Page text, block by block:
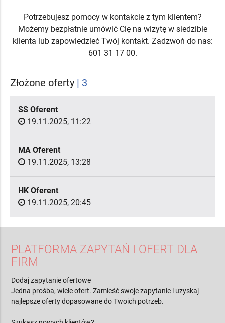
Potrzebujesz pomocy w kontakcie z tym klientem?
Możemy bezpłatnie umówić Cię na wizytę w siedzibie
klienta lub zapowiedzieć Twój kontakt. Zadzwoń do nas:
601 31 17 00.
Złożone oferty | 3
SS Oferent
19.11.2025, 11:22
MA Oferent
19.11.2025, 13:28
HK Oferent
19.11.2025, 20:45
PLATFORMA ZAPYTAŃ I OFERT DLA
FIRM
Dodaj zapytanie ofertowe
Jedna prośba, wiele ofert. Zamieść swoje zapytanie i uzyskaj
najlepsze oferty dopasowane do Twoich potrzeb.